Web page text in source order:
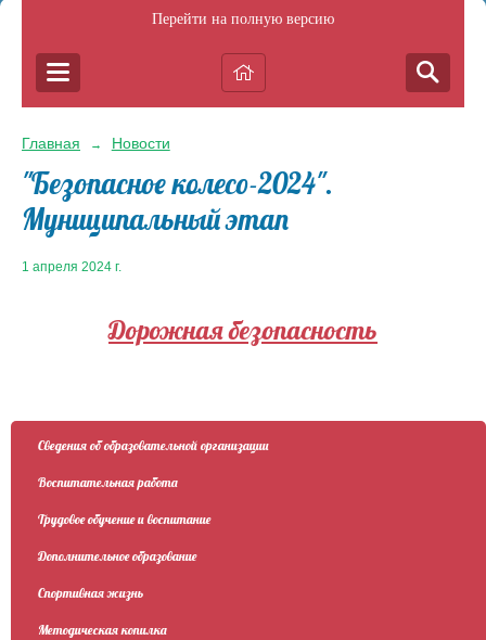
Перейти на полную версию
Главная → Новости
"Безопасное колесо-2024".
Муниципальный этап
1 апреля 2024 г.
Дорожная безопасность
Сведения об образовательной организации
Воспитательная работа
Трудовое обучение и воспитание
Дополнительное образование
Спортивная жизнь
Методическая копилка